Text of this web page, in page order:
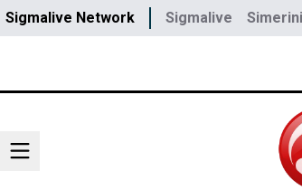
Sigmalive Network Sigmalive Simerini